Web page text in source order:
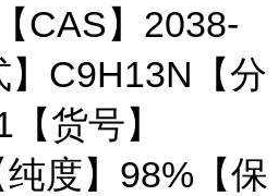
CAS】2038-
】C9H13N【分
货号】
度】98%【保